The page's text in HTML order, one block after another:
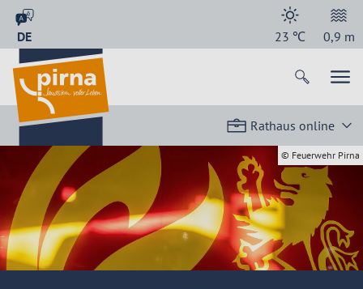
DE 23 ℃ 0,9 m
Rathaus online
© Feuerwehr Pirna